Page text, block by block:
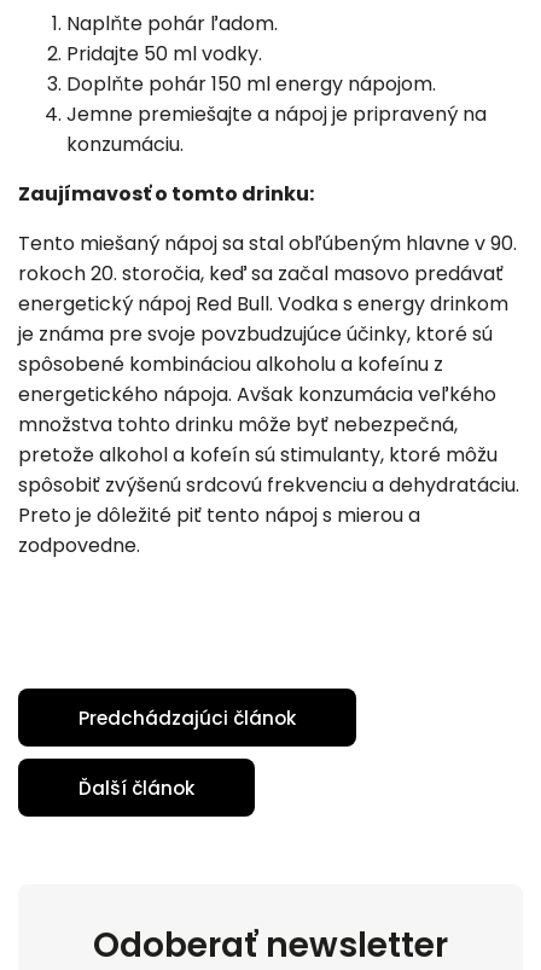
Naplňte pohár ľadom.
Pridajte 50 ml vodky.
Doplňte pohár 150 ml energy nápojom.
Jemne premiešajte a nápoj je pripravený na
konzumáciu.
Zaujímavosť o tomto drinku:
Tento miešaný nápoj sa stal obľúbeným hlavne v 90.
rokoch 20. storočia, keď sa začal masovo predávať
energetický nápoj Red Bull. Vodka s energy drinkom
je známa pre svoje povzbudzujúce účinky, ktoré sú
spôsobené kombináciou alkoholu a kofeínu z
energetického nápoja. Avšak konzumácia veľkého
množstva tohto drinku môže byť nebezpečná,
pretože alkohol a kofeín sú stimulanty, ktoré môžu
spôsobiť zvýšenú srdcovú frekvenciu a dehydratáciu.
Preto je dôležité piť tento nápoj s mierou a
zodpovedne.
Predchádzajúci článok
Ďalší článok
Odoberať newsletter